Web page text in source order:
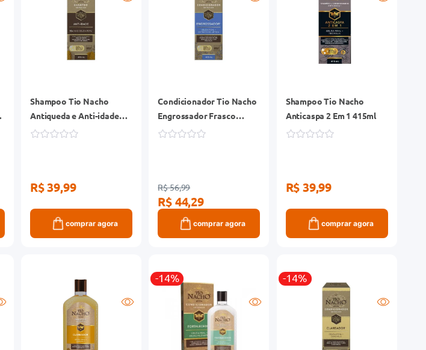
Shampoo Tio Nacho
Antiqueda e Anti-idade
Frasco 415ml
R$ 39,99
comprar agora
Condicionador Tio Nacho
Engrossador Frasco
415ml
R$ 56,99
R$ 44,29
comprar agora
Shampoo Tio Nacho
Anticaspa 2 Em 1 415ml
R$ 39,99
comprar agora
-14% -14%